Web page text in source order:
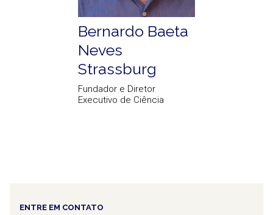
Bernardo Baeta
Neves
Strassburg
Fundador e Diretor
Executivo de Ciência
ENTRE EM CONTATO